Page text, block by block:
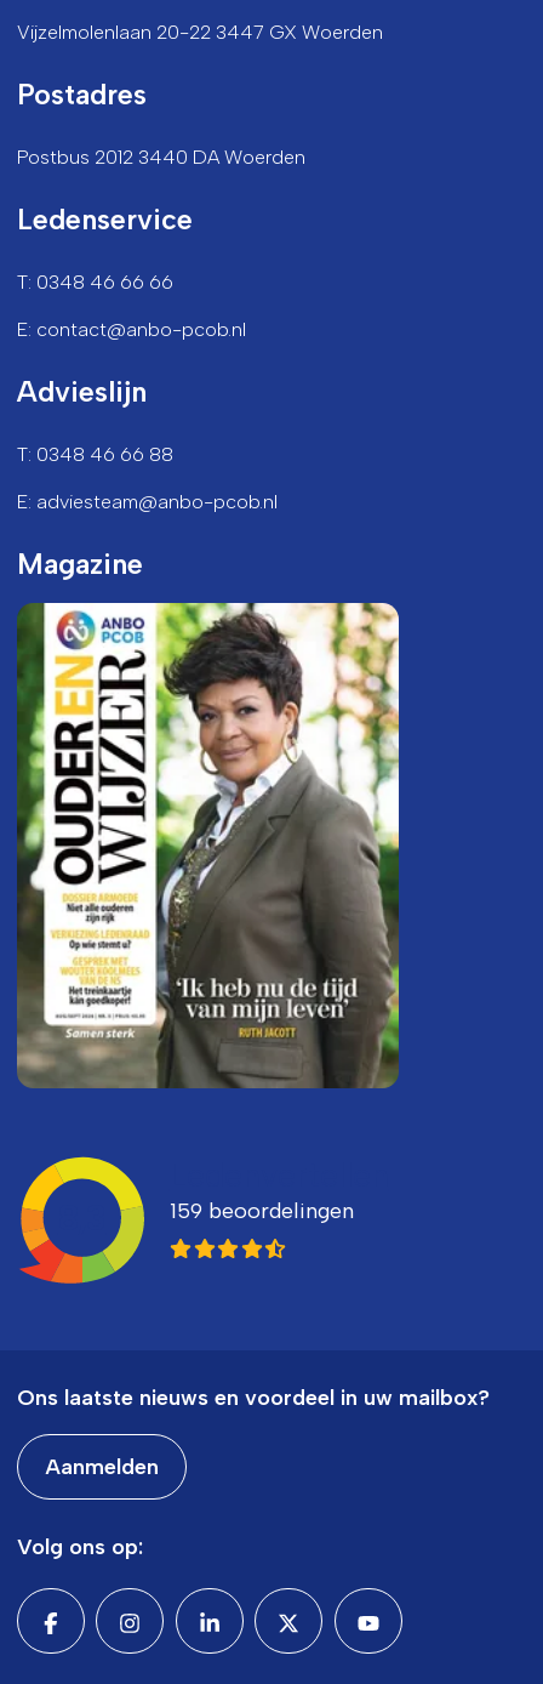
Vijzelmolenlaan 20-22 3447 GX Woerden
Postadres
Postbus 2012 3440 DA Woerden
Ledenservice
T: 0348 46 66 66
E: contact@anbo-pcob.nl
Advieslijn
T: 0348 46 66 88
E: adviesteam@anbo-pcob.nl
Magazine
159 beoordelingen
Ons laatste nieuws en voordeel in uw mailbox?
Aanmelden
Volg ons op: